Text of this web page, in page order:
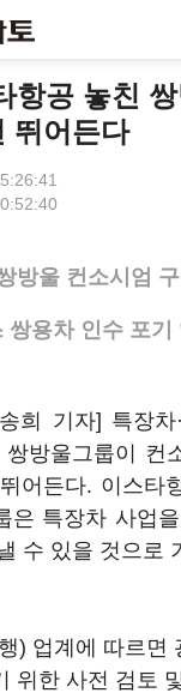
항공 놓친
뛰어든다
방울 컨소시엄
쌍용차 인수 포
희 기자] 특장
방울그룹이 컨
어든다. 이스타
은 특장차 사업
수 있을 것으로
) 업계에 따르면
위한 사전 검토